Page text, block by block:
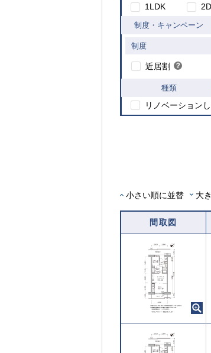
1LDK
制度・キャンペーン
制度
近居割 ？
ン
ト
種類
リノベーション
部小さい順に並替 大
間取図